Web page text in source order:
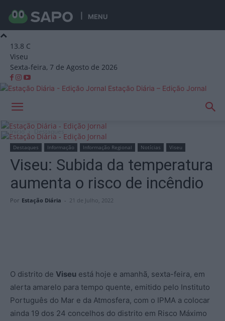
MENU
13.8 C
Viseu
Sexta-feira, 7 de Agosto de 2026
Estação Diária – Edição Jornal
Início Destaques
Destaques Informação Informação Regional Notícias Viseu
Viseu: Subida da temperatura
aumenta o risco de incêndio
Por Estação Diária - 21 de Julho, 2022
O distrito de Viseu está hoje e amanhã, sexta-feira, em
alerta amarelo para tempo quente, emitido pelo Instituto
Português do Mar e da Atmosfera, com o IPMA a colocar
ainda 19 dos 24 concelhos do distrito em Risco Máximo